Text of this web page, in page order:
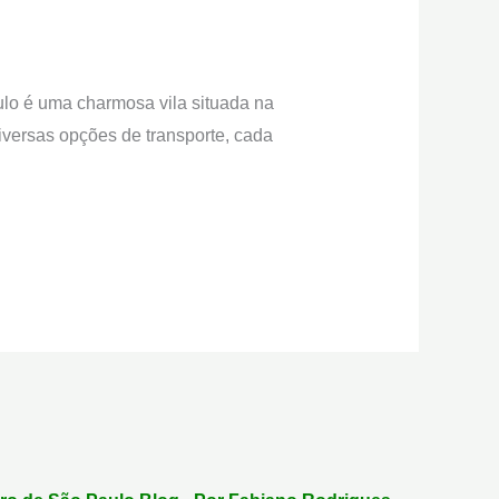
é uma charmosa vila situada na
opções de transporte, cada